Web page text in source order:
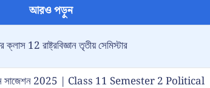
আরও পড়ুন
12 রাষ্ট্রবিজ্ঞান তৃতীয় সেমিস্টার
সাজেশন 2025 | Class 11 Semester 2 Political